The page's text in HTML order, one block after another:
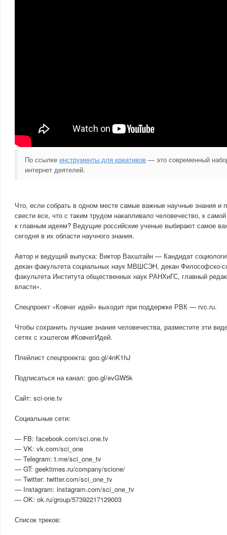
По ссылке инструменты для креативов — это современный
интернет деятелей.
Что, если собрать в одном месте самые важные научные знания и
свести все, что с таким трудом накапливало человечество, к
к главным идеям? Ведущие российские ученые выбирают самое
сегодня в их области научного знания.
Автор и ведущий выпуска: Виктор Вахштайн — Кандидат
декан факультета социальных наук МВШСЭН, декан Философско-
факультета Института общественных наук РАНХиГС, главный
власти».
Спецпроект «Ковчег идей» выходит при поддержке РВК — rvc.ru.
Чтобы сохранить лучшие знания человечества, разместите эти
сетях с хэштегом #КовчегИдей.
Плейлист спецпроекта: goo.gl/4nK1hJ
Подписаться на канал: goo.gl/evGW5k
Сайт: sci-one.tv
Социальные сети:
— FB: facebook.com/sci.one.tv
— VK: vk.com/sci_one
— Telegram: t.me/sci_one_tv
— GT: geektimes.ru/company/scione/
— Twitter: twitter.com/sci_one_tv
— Instagram: instagram.com/sci_one_tv
— OK: ok.ru/group/57392217129003
Список треков: